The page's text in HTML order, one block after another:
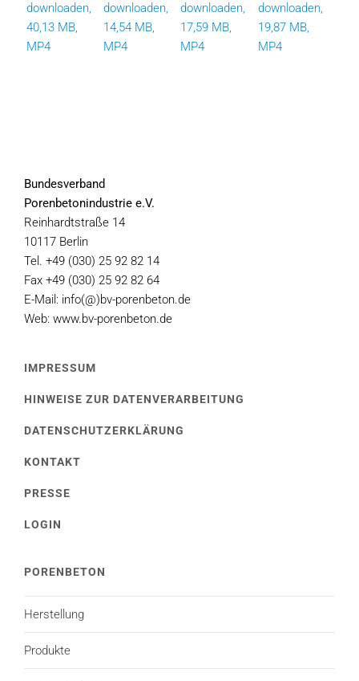
downloaden,
40,13 MB,
MP4
downloaden,
14,54 MB,
MP4
downloaden,
17,59 MB,
MP4
downloaden,
19,87 MB,
MP4
Bundesverband
Porenbetonindustrie e.V.
Reinhardtstraße 14
10117 Berlin
Tel. +49 (030) 25 92 82 14
Fax +49 (030) 25 92 82 64
E-Mail: info(@)bv-porenbeton.de
Web: www.bv-porenbeton.de
IMPRESSUM
HINWEISE ZUR DATENVERARBEITUNG
DATENSCHUTZERKLÄRUNG
KONTAKT
PRESSE
LOGIN
PORENBETON
Herstellung
Produkte